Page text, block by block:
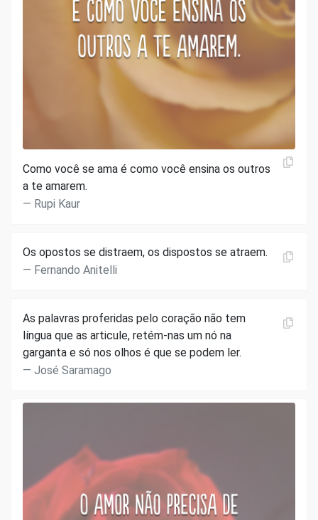
Como você se ama é como você ensina os outros
a te amarem.
Rupi Kaur
Os opostos se distraem, os dispostos se atraem.
Fernando Anitelli
As palavras proferidas pelo coração não tem
língua que as articule, retém-nas um nó na
garganta e só nos olhos é que se podem ler.
José Saramago